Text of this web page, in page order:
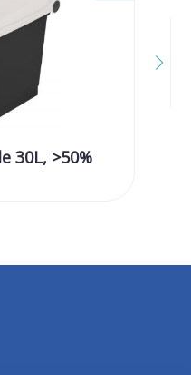
30L, >50%